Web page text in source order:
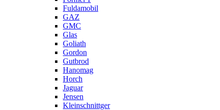
Fuldamobil
GAZ
GMC
Glas
Goliath
Gordon
Gutbrod
Hanomag
Horch
Jaguar
Jensen
Kleinschnittger